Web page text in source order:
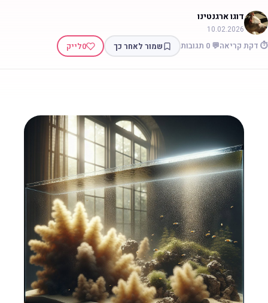
דוגו ארגנטינו
10.02.2026
דקת קריאה💬 0 תגובות שמור לאחר כך 0לייק